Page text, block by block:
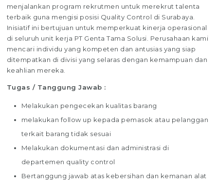
menjalankan program rekrutmen untuk merekrut talenta
terbaik guna mengisi posisi Quality Control di Surabaya.
Inisiatif ini bertujuan untuk memperkuat kinerja operasional
di seluruh unit kerja PT Genta Tama Solusi. Perusahaan kami
mencari individu yang kompeten dan antusias yang siap
ditempatkan di divisi yang selaras dengan kemampuan dan
keahlian mereka.
Tugas / Tanggung Jawab :
Melakukan pengecekan kualitas barang
melakukan follow up kepada pemasok atau pelanggan
terkait barang tidak sesuai
Melakukan dokumentasi dan administrasi di
departemen quality control
Bertanggung jawab atas kebersihan dan kemanan alat